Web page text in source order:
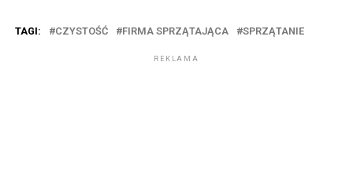
TAGI: CZYSTOŚĆ FIRMA SPRZĄTAJĄCA SPRZĄTANIE
REKLAMA